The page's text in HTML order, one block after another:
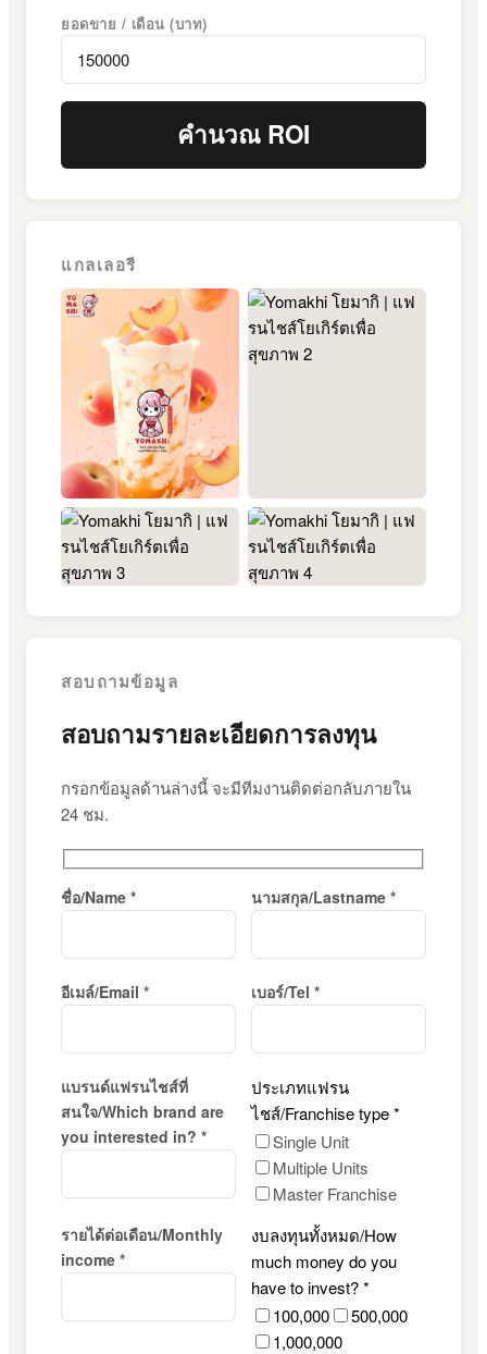
ยอดขาย / เดือน (บาท)
คำนวณ ROI
แกลเลอรี
สอบถามข้อมูล
สอบถามรายละเอียดการลงทุน
กรอกข้อมูลด้านล่างนี้ จะมีทีมงานติดต่อกลับภายใน
24 ชม.
ชื่อ/Name * นามสกุล/Lastname *
อีเมล์/Email * เบอร์/Tel *
แบรนด์แฟรนไชส์ที่
สนใจ/Which brand are
you interested in? *
ประเภทแฟรน
ไชส์/Franchise type *
Single Unit
Multiple Units
Master Franchise
รายได้ต่อเดือน/Monthly
income *
งบลงทุนทั้งหมด/How
much money do you
have to invest? *
100,000
500,000
1,000,000